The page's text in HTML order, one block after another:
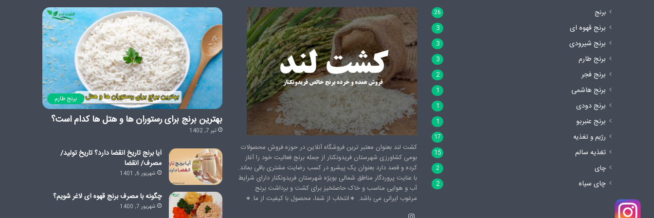
برنج 26
برنج قهوه ای 3
برنج شیرودی 3
برنج طارم 3
برنج فجر 2
برنج هاشمی 1
برنج دودی 1
برنج عنبربو 1
رژیم و تغذیه 17
تغذیه سالم 15
چای 2
چای سیاه 2
کشت لند بعنوان معتبر ترین فروشگاه آنلاین در حوزه فروش محصولات
بومی کشاورزی شهرستان فریدونکنار از جمله برنج فعالیت خود را آغاز
کرده و قصد دارد بعنوان یک پیشرو در کسب رضایت مشتری باقی بماند.
با عنایت پروردگار مناطق شمالی بویژه شهرستان فریدونکنار دارای شرایط
آب و هوایی مناسب و خاک حاصلخیز برای کشت و برداشت برنج
مرغوب ایرانی می باشد. 🔸️انتخاب از شما، محصول با کیفیت از ما.🔸️
برنج طارم
بهترین برنج برای رستوران ها و هتل ها کدام است؟
تیر 7, 1402
آیا برنج تاریخ انقضا دارد؟ تاریخ تولید/
مصرف/ انقضا
شهریور 6, 1401
چگونه با مصرف برنج قهوه ای لاغر شویم؟
شهریور 7, 1400